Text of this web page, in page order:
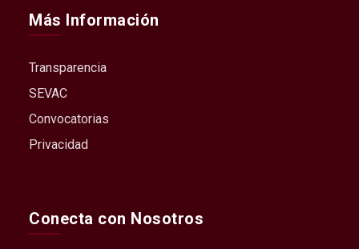
Más Información
Transparencia
SEVAC
Convocatorias
Privacidad
Conecta con Nosotros